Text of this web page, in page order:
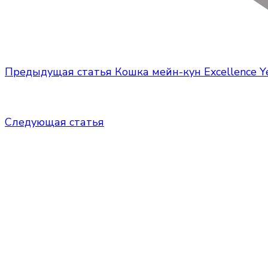
Предыдущая статья Кошка мейн-кун Excellence
Следующая статья